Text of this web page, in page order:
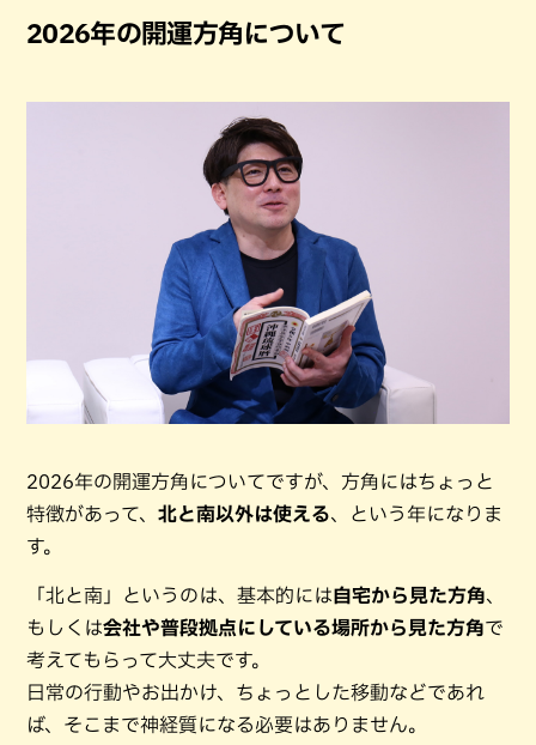
2026年の開運方角について
2026年の開運方角についてですが、方角にはちょっと
特徴があって、 北と南以外は使える、という年になりま
す。
「北と南」というのは、基本的には自宅から見た方角、
もしくは会社や普段拠点にしている場所から見た方角で
考えてもらって大丈夫です。
日常の行動やお出かけ、ちょっとした移動などであれ
ば、そこまで神経質になる必要はありません。